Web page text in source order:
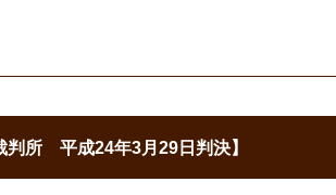
所 平成24年3月29日判決】